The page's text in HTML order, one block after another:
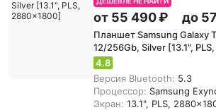
от 55 490 ₽ до
Планшет Samsung Galaxy
12/256Gb, Silver [13.1",
4.8
Версия Bluetooth: 5.3
Процессор: Samsung
Экран: 13.1", PLS,